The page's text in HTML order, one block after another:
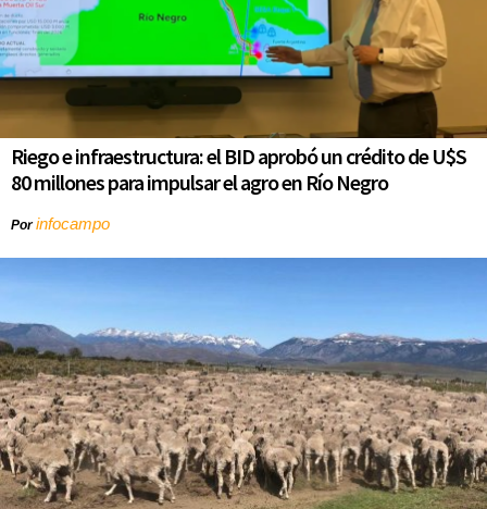
Riego e infraestructura: el BID aprobó un crédito de U$S
80 millones para impulsar el agro en Río Negro
Porinfocampo